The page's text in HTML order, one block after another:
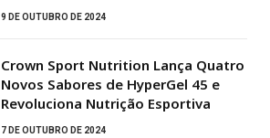
9 DE OUTUBRO DE 2024
Crown Sport Nutrition Lança Quatro
Novos Sabores de HyperGel 45 e
Revoluciona Nutrição Esportiva
7 DE OUTUBRO DE 2024